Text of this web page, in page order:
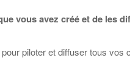
vous avez créé et de les
piloter et diffuser tous